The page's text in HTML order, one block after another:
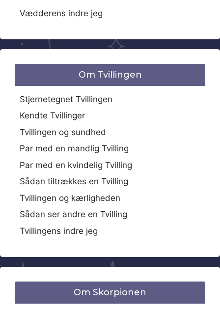
Vædderens indre jeg
Om Tvillingen
Stjernetegnet Tvillingen
Kendte Tvillinger
Tvillingen og sundhed
Par med en mandlig Tvilling
Par med en kvindelig Tvilling
Sådan tiltrækkes en Tvilling
Tvillingen og kærligheden
Sådan ser andre en Tvilling
Tvillingens indre jeg
Om Skorpionen